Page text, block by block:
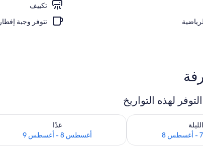
تكييف
تتوفر وجبة إفطار
لهذه التواريخ
الليلة
للفترة أغسطس 7 - أغسطس 8
غدًا
أغسطس 8 - أغسطس 9
تحقق من مدى التوفر لغد للفترة أغسطس 8 -